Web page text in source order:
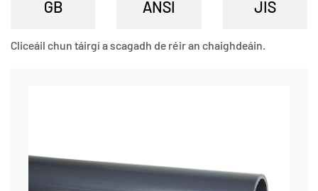
Cliceáil chun táirgí a scagadh de réir an chaighdeáin.